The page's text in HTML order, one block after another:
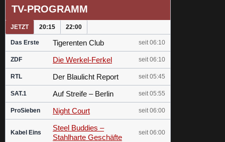
TV-PROGRAMM
JETZT 20:15 22:00
Das Erste Tigerenten Club seit 06:10
ZDF Die Werkel-Ferkel seit 06:10
RTL Der Blaulicht Report seit 05:45
SAT.1 Auf Streife – Berlin seit 05:55
ProSieben Night Court seit 06:00
Kabel Eins
Steel Buddies –
Stahlharte Geschäfte
seit 06:00